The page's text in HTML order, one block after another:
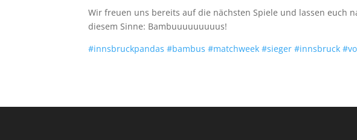
Wir freuen uns bereits auf die nächsten Spiele und lassen euch
diesem Sinne: Bambuuuuuuuuus!
#innsbruckpandas #bambus #matchweek #sieger #innsbruck